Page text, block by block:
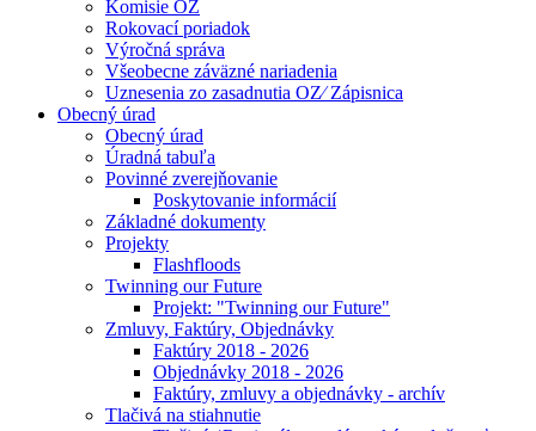
Komisie OZ
Rokovací poriadok
Výročná správa
Všeobecne záväzné nariadenia
Uznesenia zo zasadnutia OZ⁄ Zápisnica
Obecný úrad
Obecný úrad
Úradná tabuľa
Povinné zverejňovanie
Poskytovanie informácií
Základné dokumenty
Projekty
Flashfloods
Twinning our Future
Projekt: "Twinning our Future"
Zmluvy, Faktúry, Objednávky
Faktúry 2018 - 2026
Objednávky 2018 - 2026
Faktúry, zmluvy a objednávky - archív
Tlačivá na stiahnutie